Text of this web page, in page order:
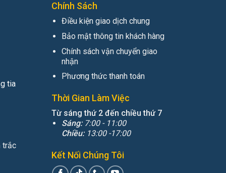
tia
trắc
Chính Sách
Điều kiện giao dịch chung
Bảo mật thông tin khách hàng
Chính sách vận chuyển giao
nhận
Phương thức thanh toán
Thời Gian Làm Việc
Từ sáng thứ 2 đến chiều thứ 7
Sáng: 7:00 - 11:00
Chiều: 13:00 -17:00
Kết Nối Chúng Tôi